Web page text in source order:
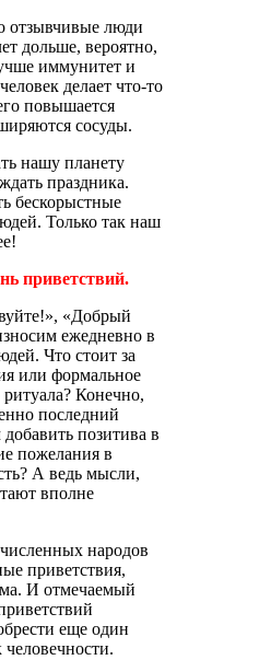
отзывчивые люди
дольше, вероятно,
иммунитет и
делает что-то
повышается
сосуды.
нашу планету
праздника.
бескорыстные
Только так наш
приветствий.
«Добрый
ежедневно в
Что стоит за
или формальное
Конечно,
последний
позитива в
пожелания в
А ведь мысли,
вполне
народов
приветствия,
И отмечаемый
еще один